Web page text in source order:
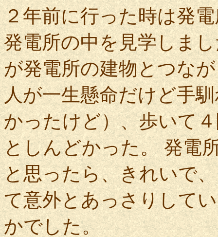
２年前に行った時は発
発電所の中を見学しま
が発電所の建物とつな
人が一生懸命だけど手
かったけど）、歩いて
としんどかった。 発電
と思ったら、きれいで
て意外とあっさりして
かでした。